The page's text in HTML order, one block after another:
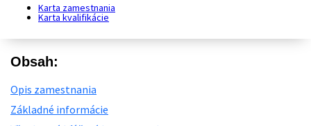
Karta zamestnania
Karta kvalifikácie
Obsah:
Opis zamestnania
Základné informácie